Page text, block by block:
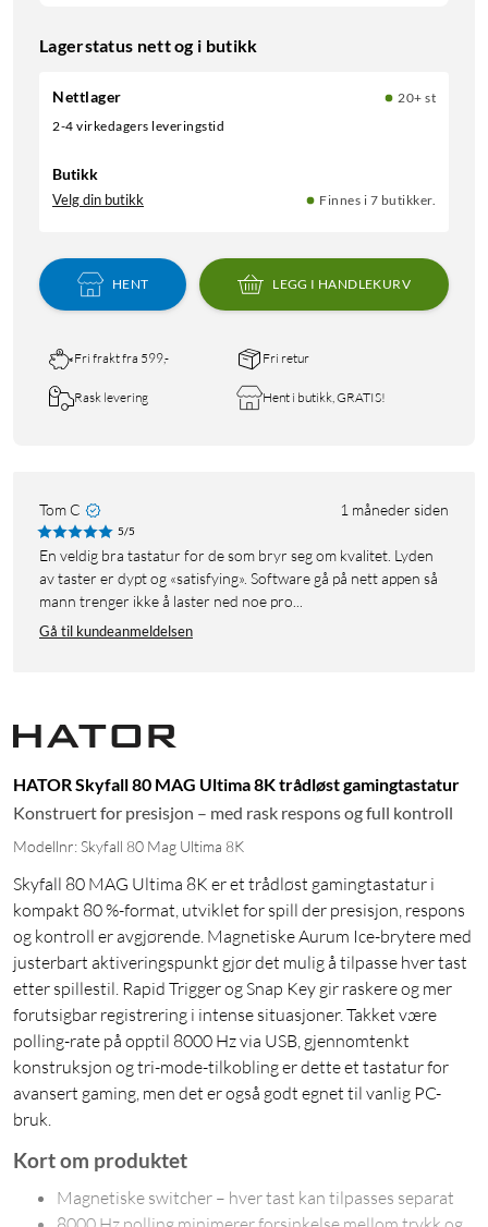
Lagerstatus nett og i butikk
Nettlager
20+ st
2-4 virkedagers leveringstid
Butikk
Velg din butikk Finnes i 7 butikker.
HENT LEGG I HANDLEKURV
Fri frakt fra 599,- Fri retur
Rask levering Hent i butikk, GRATIS!
Tom C 1 måneder siden
5/5
En veldig bra tastatur for de som bryr seg om kvalitet. Lyden
av taster er dypt og «satisfying». Software gå på nett appen så
mann trenger ikke å laster ned noe pro...
Gå til kundeanmeldelsen
HATOR Skyfall 80 MAG Ultima 8K trådløst gamingtastatur
Konstruert for presisjon – med rask respons og full kontroll
Modellnr: Skyfall 80 Mag Ultima 8K
Skyfall 80 MAG Ultima 8K er et trådløst gamingtastatur i
kompakt 80 %-format, utviklet for spill der presisjon, respons
og kontroll er avgjørende. Magnetiske Aurum Ice-brytere med
justerbart aktiveringspunkt gjør det mulig å tilpasse hver tast
etter spillestil. Rapid Trigger og Snap Key gir raskere og mer
forutsigbar registrering i intense situasjoner. Takket være
polling-rate på opptil 8000 Hz via USB, gjennomtenkt
konstruksjon og tri-mode-tilkobling er dette et tastatur for
avansert gaming, men det er også godt egnet til vanlig PC-
bruk.
Kort om produktet
Magnetiske switcher – hver tast kan tilpasses separat